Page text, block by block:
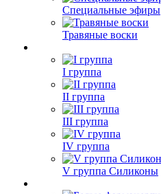
Специальные эфиры
Травяные воски
I группа
II группа
III группа
IV группа
V группа Силиконы